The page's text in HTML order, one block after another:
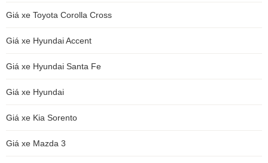
Giá xe Toyota Corolla Cross
Giá xe Hyundai Accent
Giá xe Hyundai Santa Fe
Giá xe Hyundai
Giá xe Kia Sorento
Giá xe Mazda 3